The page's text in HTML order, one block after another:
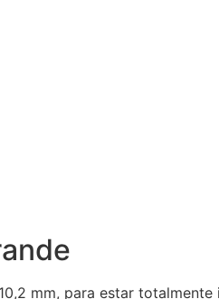
mm, para estar totalmente